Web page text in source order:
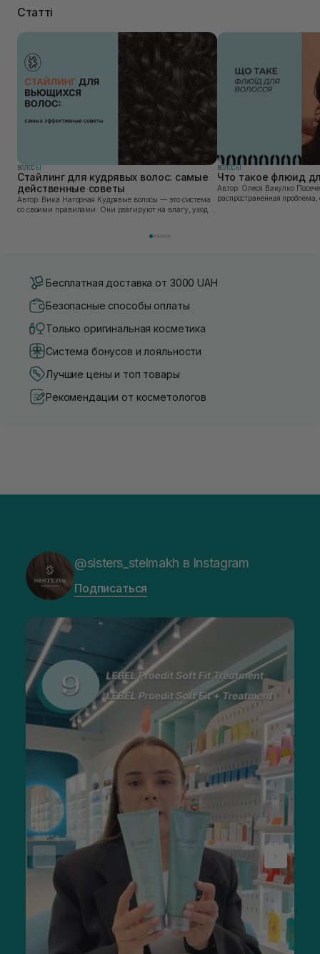
Статті
ВОЛОСЫ
Стайлинг для кудрявых волос: самые
действенные советы
Автор: Вика Нагорная Кудрявые волосы — это система
со своими правилами. Они реагируют на влагу, уход и
ВОЛОСЫ
Что такое флюид
Автор: Олеся Вакулко Посеченные кончики волос —
распространенная проблема,
Бесплатная доставка от 3000 UAH
Безопасные способы оплаты
Только оригинальная косметика
Система бонусов и лояльности
Лучшие цены и топ товары
Рекомендации от косметологов
@sisters_stelmakh в Instagram
Подписаться